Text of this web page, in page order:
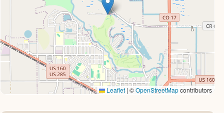
Leaflet | ©OpenStreetMapcontributors